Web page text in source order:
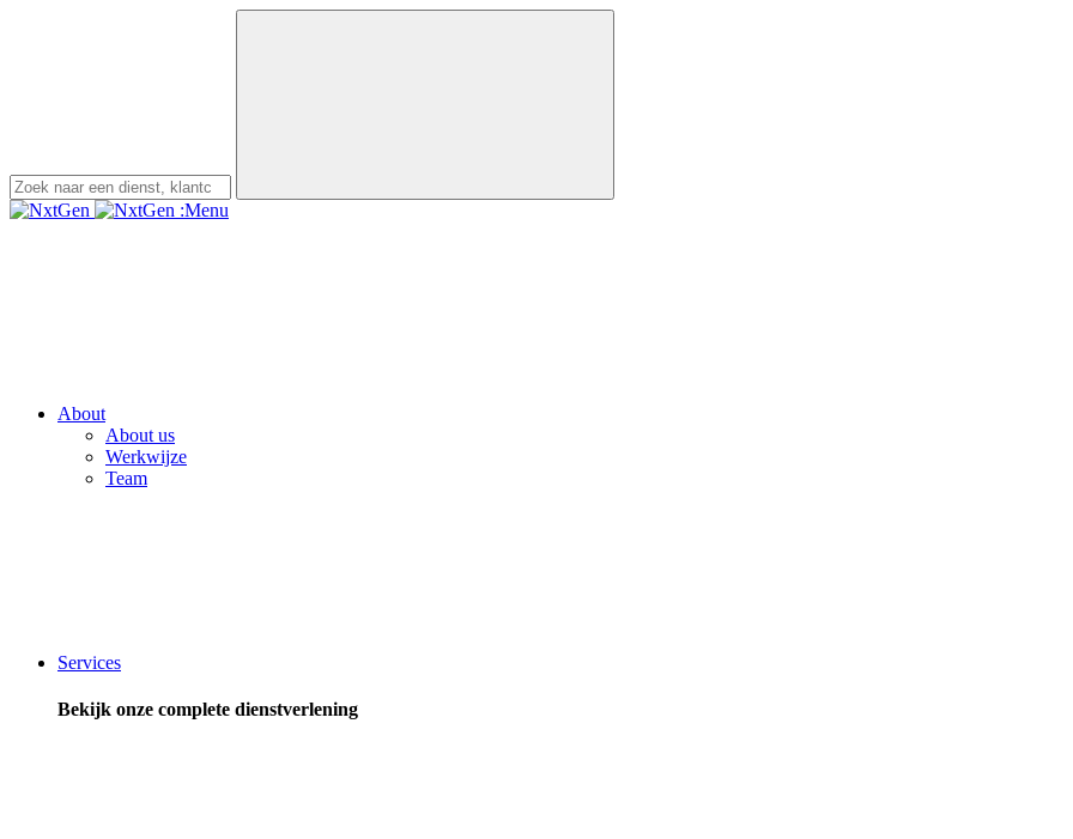
:Menu
About
About us
Werkwijze
Team
Services
Bekijk onze complete dienstverlening